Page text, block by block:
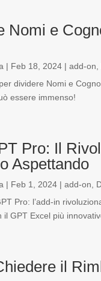
Nomi e
| Feb 18, 2024| add-on
dividere Nomi e
essere immenso!
Pro: Il
Aspettando
| Feb 1, 2024| add-on
Pro: l’add-in
il GPT Excel più
il